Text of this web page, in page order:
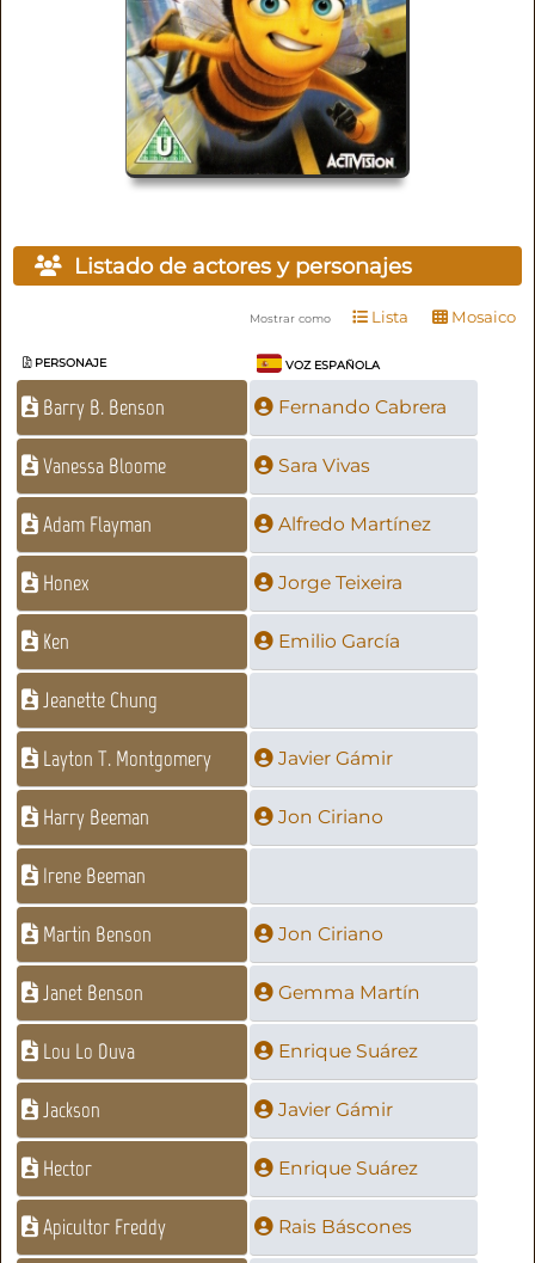
Listado de actores y personajes
Mostrar como Lista Mosaico
PERSONAJE VOZ ESPAÑOLA
Barry B. Benson Fernando Cabrera
Vanessa Bloome Sara Vivas
Adam Flayman Alfredo Martínez
Honex Jorge Teixeira
Ken Emilio García
Jeanette Chung
Layton T. Montgomery Javier Gámir
Harry Beeman Jon Ciriano
Irene Beeman
Martin Benson Jon Ciriano
Janet Benson Gemma Martín
Lou Lo Duva Enrique Suárez
Jackson Javier Gámir
Hector Enrique Suárez
Apicultor Freddy Rais Báscones